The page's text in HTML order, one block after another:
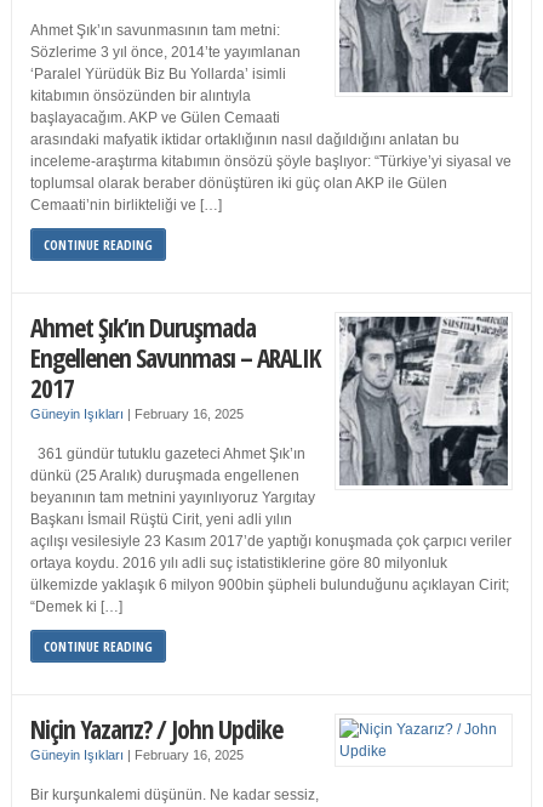
Ahmet Şık’ın savunmasının tam metni:
Sözlerime 3 yıl önce, 2014’te yayımlanan
‘Paralel Yürüdük Biz Bu Yollarda’ isimli
kitabımın önsözünden bir alıntıyla
başlayacağım. AKP ve Gülen Cemaati
arasındaki mafyatik iktidar ortaklığının nasıl dağıldığını anlatan bu
inceleme-araştırma kitabımın önsözü şöyle başlıyor: “Türkiye’yi siyasal ve
toplumsal olarak beraber dönüştüren iki güç olan AKP ile Gülen
Cemaati’nin birlikteliği ve […]
CONTINUE READING
Ahmet Şık’ın Duruşmada
Engellenen Savunması – ARALIK
2017
Güneyin Işıkları | February 16, 2025
361 gündür tutuklu gazeteci Ahmet Şık’ın
dünkü (25 Aralık) duruşmada engellenen
beyanının tam metnini yayınlıyoruz Yargıtay
Başkanı İsmail Rüştü Cirit, yeni adli yılın
açılışı vesilesiyle 23 Kasım 2017’de yaptığı konuşmada çok çarpıcı veriler
ortaya koydu. 2016 yılı adli suç istatistiklerine göre 80 milyonluk
ülkemizde yaklaşık 6 milyon 900bin şüpheli bulunduğunu açıklayan Cirit;
“Demek ki […]
CONTINUE READING
Niçin Yazarız? / John Updike
Güneyin Işıkları | February 16, 2025
Bir kurşunkalemi düşünün. Ne kadar sessiz,